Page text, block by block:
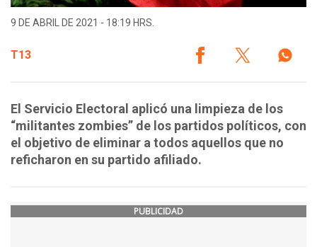
9 DE ABRIL DE 2021 - 18:19 HRS.
T13
El Servicio Electoral aplicó una limpieza de los
“militantes zombies” de los partidos políticos, con
el objetivo de eliminar a todos aquellos que no
reficharon en su partido afiliado.
PUBLICIDAD